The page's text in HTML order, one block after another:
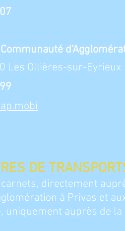
Les Ollières-sur-Eyrieux
DE
directement
à Privas et
uniquement auprès de